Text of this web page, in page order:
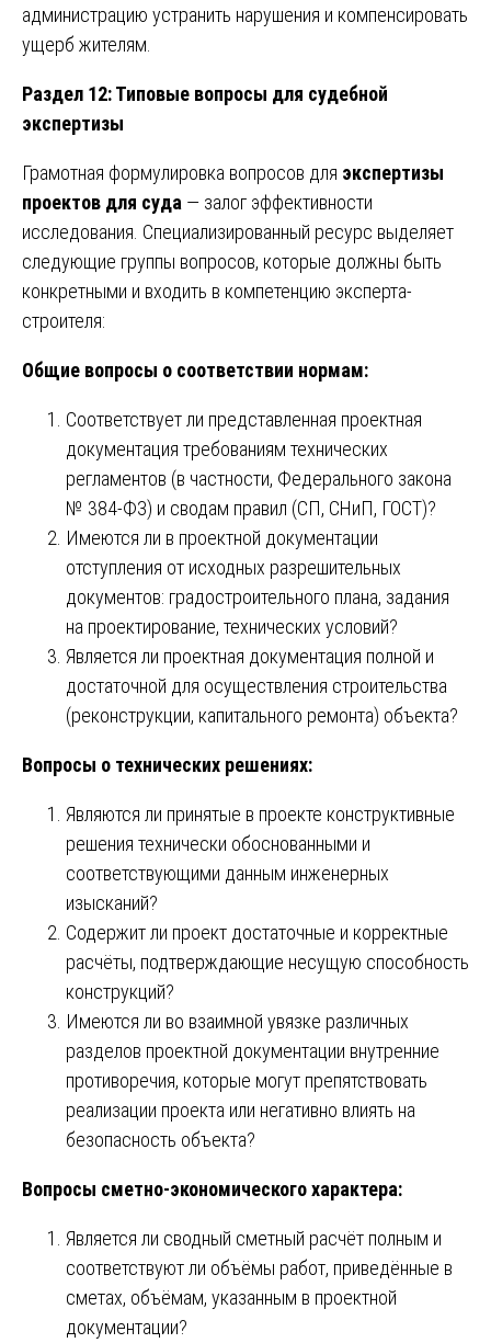
администрацию устранить нарушения и компенсировать
ущерб жителям.
Раздел 12: Типовые вопросы для судебной
экспертизы
Грамотная формулировка вопросов для экспертизы
проектов для суда — залог эффективности
исследования. Специализированный ресурс выделяет
следующие группы вопросов, которые должны быть
конкретными и входить в компетенцию эксперта-
строителя:
Общие вопросы о соответствии нормам:
Соответствует ли представленная проектная
документация требованиям технических
регламентов (в частности, Федерального закона
№ 384-ФЗ) и сводам правил (СП, СНиП, ГОСТ)?
Имеются ли в проектной документации
отступления от исходных разрешительных
документов: градостроительного плана, задания
на проектирование, технических условий?
Является ли проектная документация полной и
достаточной для осуществления строительства
(реконструкции, капитального ремонта) объекта?
Вопросы о технических решениях:
Являются ли принятые в проекте конструктивные
решения технически обоснованными и
соответствующими данным инженерных
изысканий?
Содержит ли проект достаточные и корректные
расчёты, подтверждающие несущую способность
конструкций?
Имеются ли во взаимной увязке различных
разделов проектной документации внутренние
противоречия, которые могут препятствовать
реализации проекта или негативно влиять на
безопасность объекта?
Вопросы сметно-экономического характера:
Является ли сводный сметный расчёт полным и
соответствуют ли объёмы работ, приведённые в
сметах, объёмам, указанным в проектной
документации?